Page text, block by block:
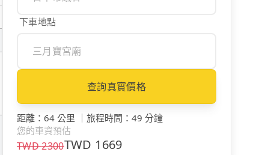
下車地點
查詢真實價格
距離 ： 64 公里 ｜ 旅程時間 ： 49 分鐘
您的車資預估
TWD2300TWD 1669